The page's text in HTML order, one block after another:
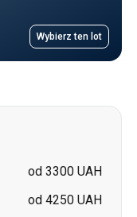
Wybierz ten lot
od 3300 UAH
od 4250 UAH